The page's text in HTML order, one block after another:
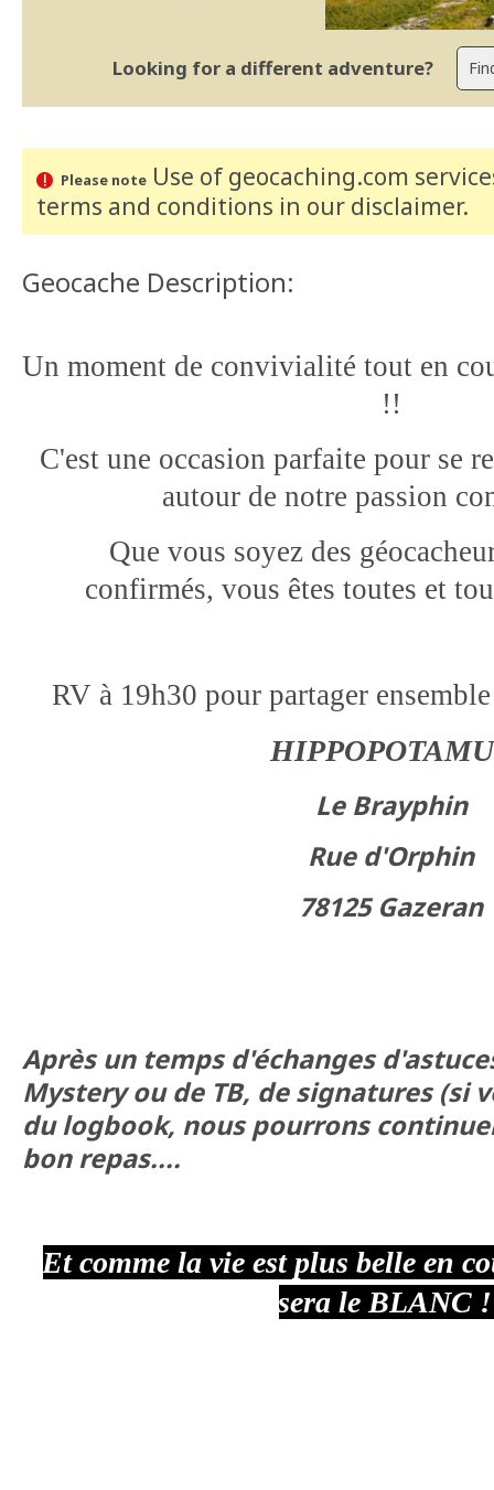
Looking for a different adventure?
Please noteUse of geocaching.com
terms and conditions in our disclaimer.
Geocache Description:
Un moment de convivialité tout en
!!
C'est une occasion parfaite pour se
autour de notre passion
Que vous soyez des
confirmés, vous êtes toutes et
RV à 19h30 pour partager
Le Brayphin
Rue d'Orphin
78125 Gazeran
Après un temps d'échanges
Mystery ou de TB, de signatures (si
du logbook, nous pourrons
bon repas....
Et comme la vie est plus belle en
sera le BLANC